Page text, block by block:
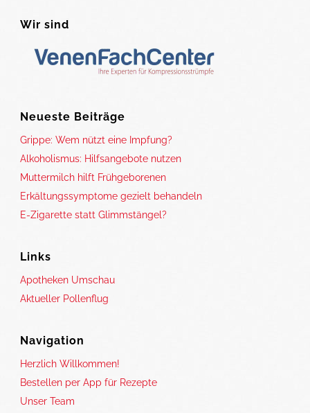
Wir sind
Neueste Beiträge
Grippe: Wem nützt eine Impfung?
Alkoholismus: Hilfsangebote nutzen
Muttermilch hilft Frühgeborenen
Erkältungssymptome gezielt behandeln
E-Zigarette statt Glimmstängel?
Links
Apotheken Umschau
Aktueller Pollenflug
Navigation
Herzlich Willkommen!
Bestellen per App für Rezepte
Unser Team